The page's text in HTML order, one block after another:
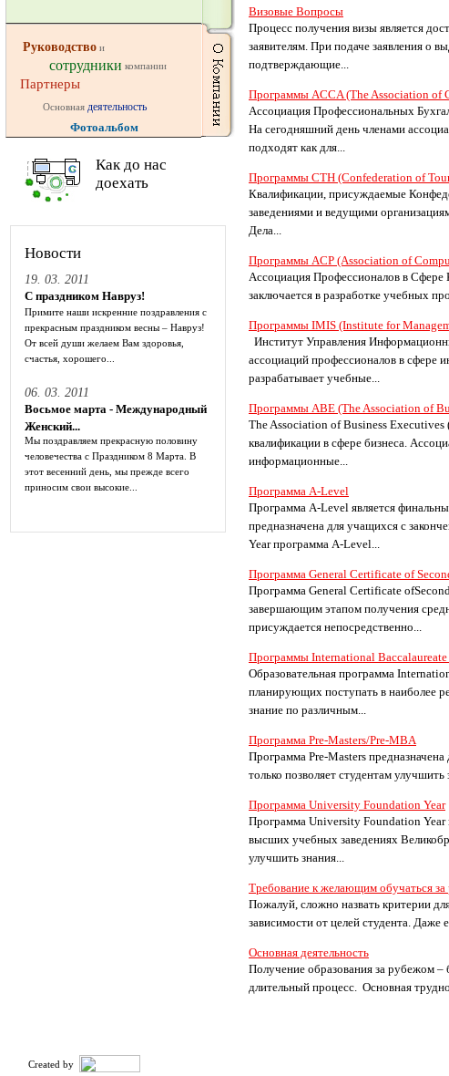
Руководство и
сотрудники компании
Партнеры
Основная деятельность
Фотоальбом
Как до нас
доехать
Новости
19. 03. 2011
С праздником Навруз!
Примите наши искренние поздравления с
прекрасным праздником весны – Навруз!
От всей души желаем Вам здоровья,
счастья, хорошего...
06. 03. 2011
Восьмое марта - Международный
Женский...
Мы поздравляем прекрасную половину
человечества с Праздником 8 Марта. В
этот весенний день, мы прежде всего
приносим свои высокие...
Визовые Вопросы
Процесс получения визы является
заявителям. При подаче заявления о
подтверждающие...
Программы ACCA (The Association of
Ассоциация Профессиональных
На сегодняшний день членами
подходят как для...
Программы CTH (Confederation of
Квалификации, присуждаемые
заведениями и ведущими
Дела...
Программы ACP (Association of
Ассоциация Профессионалов в Сфере
заключается в разработке учебных
Программы IMIS (Institute for
Институт Управления
ассоциаций профессионалов в сфере
разрабатывает учебные...
Программы ABE (The Association of
The Association of Business
квалификации в сфере бизнеса.
информационные...
Программа A-Level
Программа A-Level является
предназначена для учащихся с
Year программа A-Level...
Программа General Certificate of
Программа General Certificate
завершающим этапом получения
присуждается непосредственно...
Программы International
Образовательная программа
планирующих поступать в наиболее
знание по различным...
Программа Pre-Masters/Pre-MBA
Программа Pre-Masters
только позволяет студентам
Программа University Foundation Year
Программа University Foundation Year
высших учебных заведениях
улучшить знания...
Требование к желающим обучаться
Пожалуй, сложно назвать критерии
зависимости от целей студента. Даже
Основная деятельность
Получение образования за рубежом –
длительный процесс. Основная
Created by